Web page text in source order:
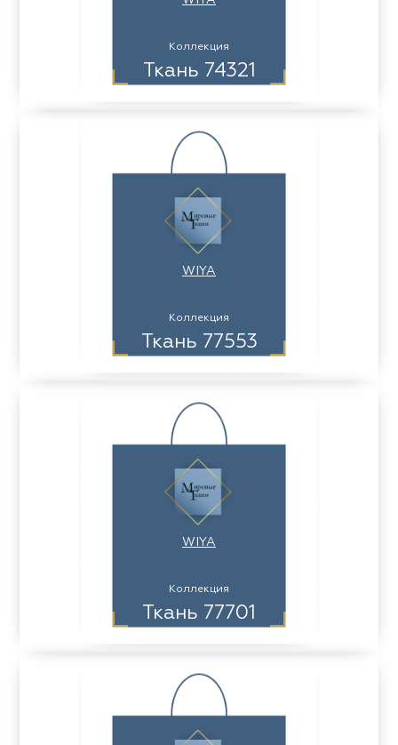
Коллекция
Ткань 74321
WIYA
Коллекция
Ткань 77553
WIYA
Коллекция
Ткань 77701